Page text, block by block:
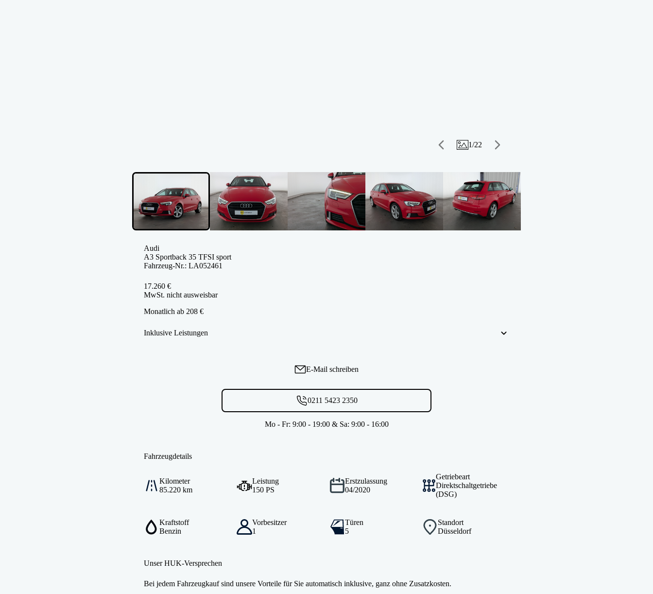
1/22
Audi
A3 Sportback 35 TFSI sport
Fahrzeug-Nr.: LA052461
17.260 €
MwSt. nicht ausweisbar
Monatlich ab 208 €
Inklusive Leistungen
E-Mail schreiben
0211 5423 2350
Mo - Fr: 9:00 - 19:00 & Sa: 9:00 - 16:00
Fahrzeugdetails
Kilometer
85.220 km
Leistung
150 PS
Erstzulassung
04/2020
Getriebeart
Direktschaltgetriebe
(DSG)
Kraftstoff
Benzin
Vorbesitzer
1
Türen
5
Standort
Düsseldorf
Unser HUK-Versprechen
Bei jedem Fahrzeugkauf sind unsere Vorteile für Sie automatisch inklusive, ganz ohne Zusatzkosten.